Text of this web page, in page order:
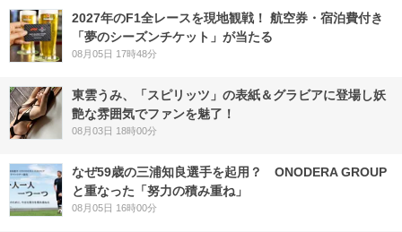
2027年のF1全レースを現地観戦！ 航空券・宿泊費付き
「夢のシーズンチケット」が当たる
08月05日 17時48分
東雲うみ、「スピリッツ」の表紙＆グラビアに登場し妖
艶な雰囲気でファンを魅了！
08月03日 18時00分
なぜ59歳の三浦知良選手を起用？ ONODERA GROUP
と重なった「努力の積み重ね」
08月05日 16時00分